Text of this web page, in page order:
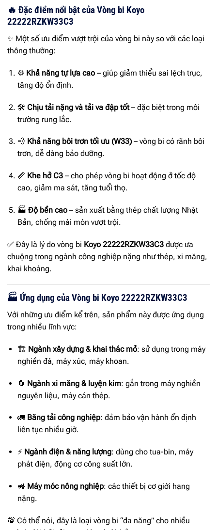
🔥 Đặc điểm nổi bật của Vòng bi Koyo
22222RZKW33C3
✨ Một số ưu điểm vượt trội của vòng bi này so với các loại
thông thường:
⚙ Khả năng tự lựa cao– giúp giảm thiểu sai lệch trục,
tăng độ ổn định.
🛠 Chịu tải nặng và tải va đập tốt– đặc biệt trong môi
trường rung lắc.
💨 Khả năng bôi trơn tối ưu (W33)– vòng bi có rãnh bôi
trơn, dễ dàng bảo dưỡng.
📏 Khe hở C3– cho phép vòng bi hoạt động ở tốc độ
cao, giảm ma sát, tăng tuổi thọ.
🏭 Độ bền cao– sản xuất bằng thép chất lượng Nhật
Bản, chống mài mòn vượt trội.
✅ Đây là lý do vòng bi Koyo 22222RZKW33C3 được ưa
chuộng trong ngành công nghiệp nặng như thép, xi măng,
khai khoáng.
🏭 Ứng dụng của Vòng bi Koyo 22222RZKW33C3
Với những ưu điểm kể trên, sản phẩm này được ứng dụng
trong nhiều lĩnh vực:
🏗 Ngành xây dựng & khai thác mỏ: sử dụng trong máy
nghiền đá, máy xúc, máy khoan.
🔄 Ngành xi măng & luyện kim: gắn trong máy nghiền
nguyên liệu, máy cán thép.
🚛 Băng tải công nghiệp: đảm bảo vận hành ổn định
liên tục nhiều giờ.
⚡ Ngành điện & năng lượng: dùng cho tua-bin, máy
phát điện, động cơ công suất lớn.
🚜 Máy móc nông nghiệp: các thiết bị cơ giới hạng
nặng.
💯 Có thể nói, đây là loại vòng bi “đa năng” cho nhiều